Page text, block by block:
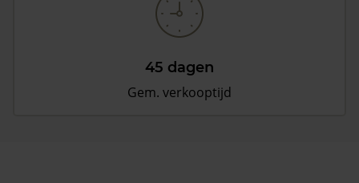
45 dagen
Gem. verkooptijd